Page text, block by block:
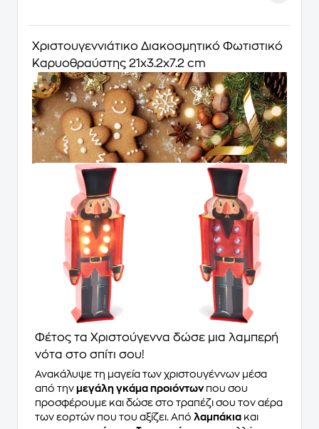
Χριστουγεννιάτικo Διακοσμητικό Φωτιστικό
Καρυοθραύστης 21x3.2x7.2 cm
Φέτος τα Χριστούγεννα δώσε μια λαμπερή
νότα στο σπίτι σου!
Ανακάλυψε τη μαγεία των χριστουγέννων μέσα
από την μεγάλη γκάμα προιόντωνπου σου
προσφέρουμε και δώσε στο τραπέζι σου τον αέρα
των εορτών που του αξίζει. Από λαμπάκια και